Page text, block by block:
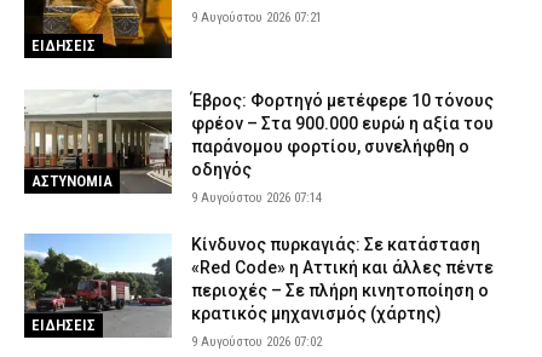
ΕΙΔΗΣΕΙΣ
9 Αυγούστου 2026 07:21
ΑΣΤΥΝΟΜΙΑ
Έβρος: Φορτηγό μετέφερε 10 τόνους
φρέον – Στα 900.000 ευρώ η αξία του
παράνομου φορτίου, συνελήφθη ο
οδηγός
9 Αυγούστου 2026 07:14
ΕΙΔΗΣΕΙΣ
Κίνδυνος πυρκαγιάς: Σε κατάσταση
«Red Code» η Αττική και άλλες πέντε
περιοχές – Σε πλήρη κινητοποίηση ο
κρατικός μηχανισμός (χάρτης)
9 Αυγούστου 2026 07:02